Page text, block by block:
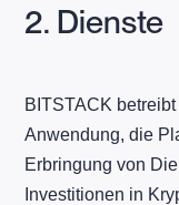
2. Dienste
BITSTACK
Anwendung, die
Erbringung von
Investitionen in